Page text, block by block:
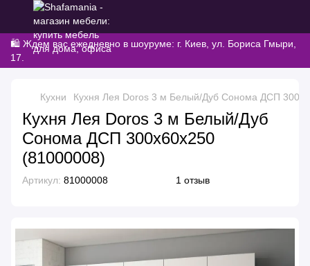
🛍️ Ждем вас ежедневно в шоуруме: г. Киев, ул. Бориса Гмыри,
17.
Кухни Кухня Лея Doros 3 м Белый/Дуб Сонома ДСП
Кухня Лея Doros 3 м Белый/Дуб
Сонома ДСП 300х60х250
(81000008)
Артикул: 81000008 1 отзыв